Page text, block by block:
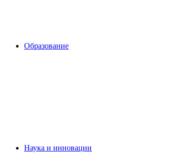
Образование
Наука и инновации